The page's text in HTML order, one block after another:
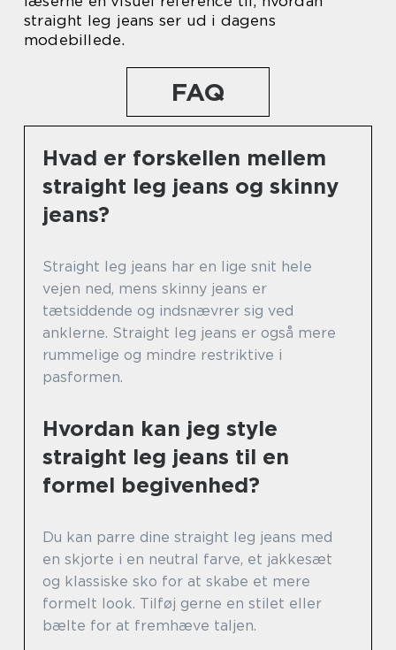
straight leg jeans ser ud i dagens
modebillede.
FAQ
Hvad er forskellen mellem
straight leg jeans og skinny
jeans?
Straight leg jeans har en lige snit hele
vejen ned, mens skinny jeans er
tætsiddende og indsnævrer sig ved
anklerne. Straight leg jeans er også mere
rummelige og mindre restriktive i
pasformen.
Hvordan kan jeg style
straight leg jeans til en
formel begivenhed?
Du kan parre dine straight leg jeans med
en skjorte i en neutral farve, et jakkesæt
og klassiske sko for at skabe et mere
formelt look. Tilføj gerne en stilet eller
bælte for at fremhæve taljen.